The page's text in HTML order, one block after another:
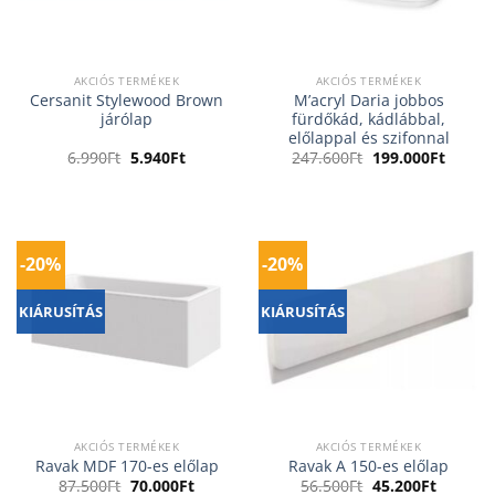
AKCIÓS TERMÉKEK
Cersanit Stylewood Brown
járólap
6.990Ft Original
price
5.940FtCurrent
price
AKCIÓS TERMÉKEK
M’acryl Daria jobbos
fürdőkád, kádlábbal,
előlappal és szifonnal
247.600Ft Original
price
199.000Ft
price
-20%
KIÁRUSÍTÁS
AKCIÓS TERMÉKEK
Ravak MDF 170-es előlap
87.500Ft Original
70.000FtCurrent
-20%
KIÁRUSÍTÁS
AKCIÓS TERMÉKEK
Ravak A 150-es előlap
56.500Ft Original
45.200FtCurrent